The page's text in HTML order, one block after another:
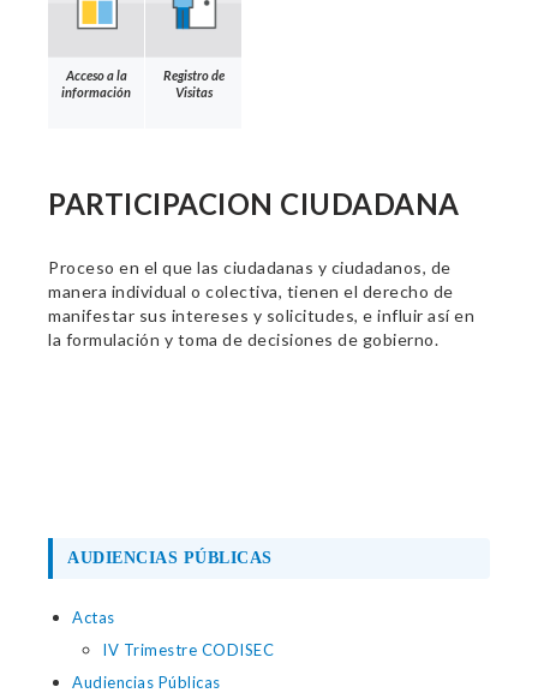
Acceso a la
información
Registro de
Visitas
PARTICIPACION CIUDADANA
Proceso en el que las ciudadanas y ciudadanos, de
manera individual o colectiva, tienen el derecho de
manifestar sus intereses y solicitudes, e influir así en
la formulación y toma de decisiones de gobierno.
AUDIENCIAS PÚBLICAS
Actas
IV Trimestre CODISEC
Audiencias Públicas